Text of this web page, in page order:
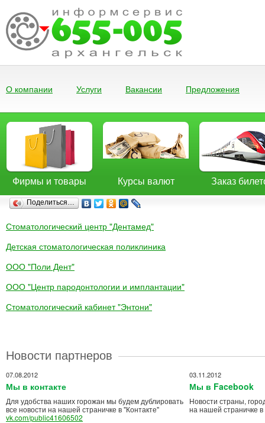
О компании Услуги Вакансии Предложения
Фирмы и товары Курсы валют Заказ
Поделиться…
Стоматологический центр "Дентамед"
Детская стоматологическая поликлиника
ООО "Поли Дент"
ООО "Центр пародонтологии и имплантации"
Стоматологический кабинет "Энтони"
Новости партнеров
07.08.2012
Мы в контакте
Для удобства наших горожан мы будем дублировать
все новости на нашей страничке в "Контакте"
vk.com/public41606502
03.11.2012
Мы в Facebook
Новости страны,
на нашей страничке в